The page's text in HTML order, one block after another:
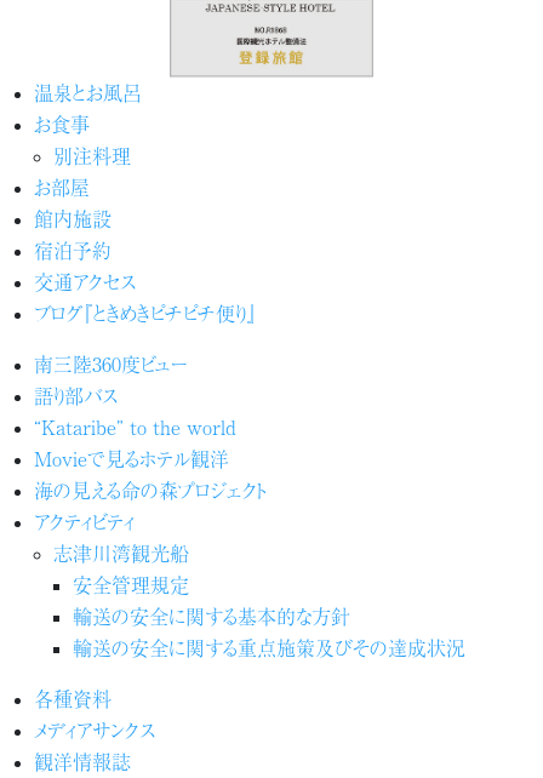
温泉とお風呂
お食事
別注料理
お部屋
館内施設
宿泊予約
交通アクセス
ブログ『ときめきピチピチ便り』
南三陸360度ビュー
語り部バス
“Kataribe” to the world
Movieで見るホテル観洋
海の見える命の森プロジェクト
アクティビティ
志津川湾観光船
安全管理規定
輸送の安全に関する基本的な方針
輸送の安全に関する重点施策及びその達成状況
各種資料
メディアサンクス
観洋情報誌